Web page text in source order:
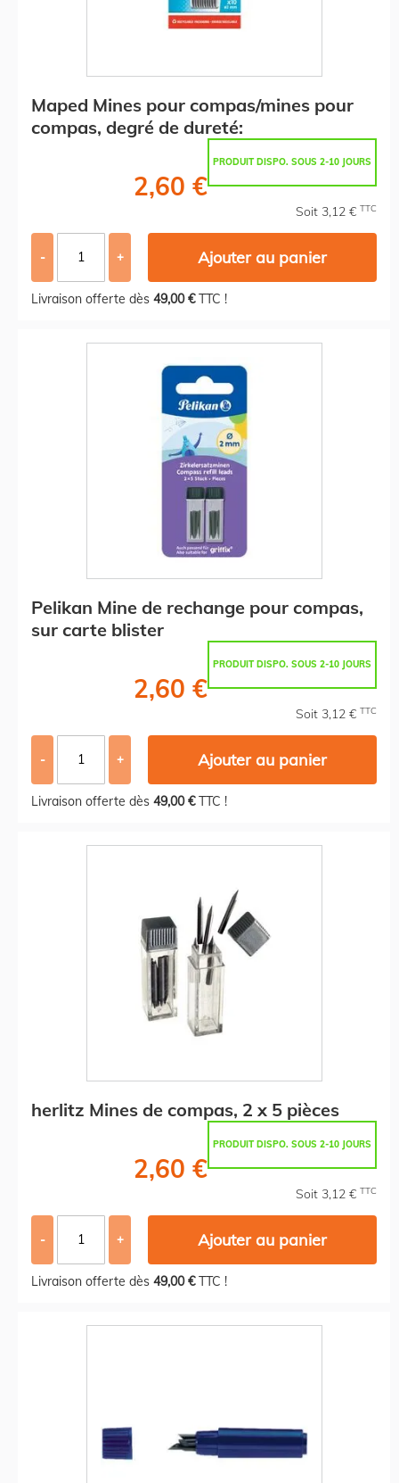
Maped Mines pour compas/mines pour
compas, degré de dureté:
PRODUIT DISPO. SOUS 2-10 JOURS
2,60 €
Soit 3,12 € TTC
- + Ajouter au panier
Livraison offerte dès 49,00 €TTC !
Pelikan Mine de rechange pour compas,
sur carte blister
PRODUIT DISPO. SOUS 2-10 JOURS
2,60 €
Soit 3,12 € TTC
- + Ajouter au panier
Livraison offerte dès 49,00 €TTC !
herlitz Mines de compas, 2 x 5 pièces
PRODUIT DISPO. SOUS 2-10 JOURS
2,60 €
Soit 3,12 € TTC
- + Ajouter au panier
Livraison offerte dès 49,00 €TTC !